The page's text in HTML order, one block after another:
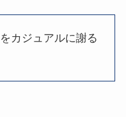
カジュアルに謝る